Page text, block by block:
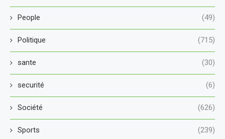
People (49)
Politique (715)
sante (30)
securité (6)
Société (626)
Sports (239)